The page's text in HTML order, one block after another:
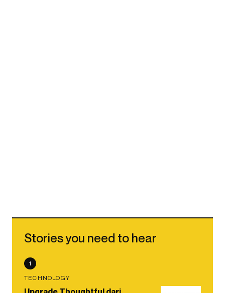
Stories you need to hear
1
TECHNOLOGY